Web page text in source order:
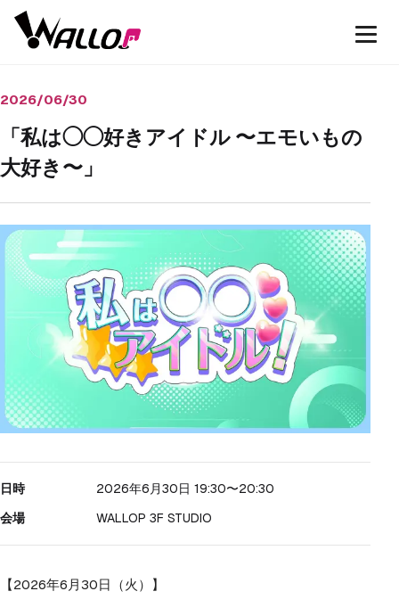
2026/06/30
「私は◯◯好きアイドル 〜エモいもの
大好き〜」
日時 2026年6月30日 19:30〜20:30
会場
WALLOP 3F STUDIO
【2026年6月30日（火）】